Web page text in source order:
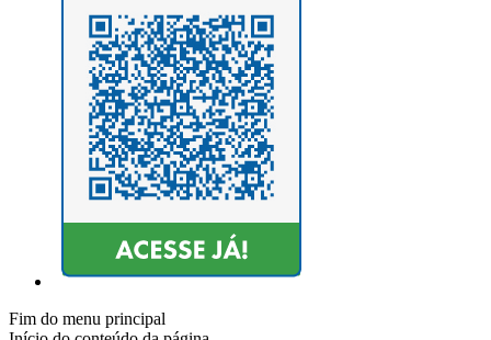
Fim do menu principal